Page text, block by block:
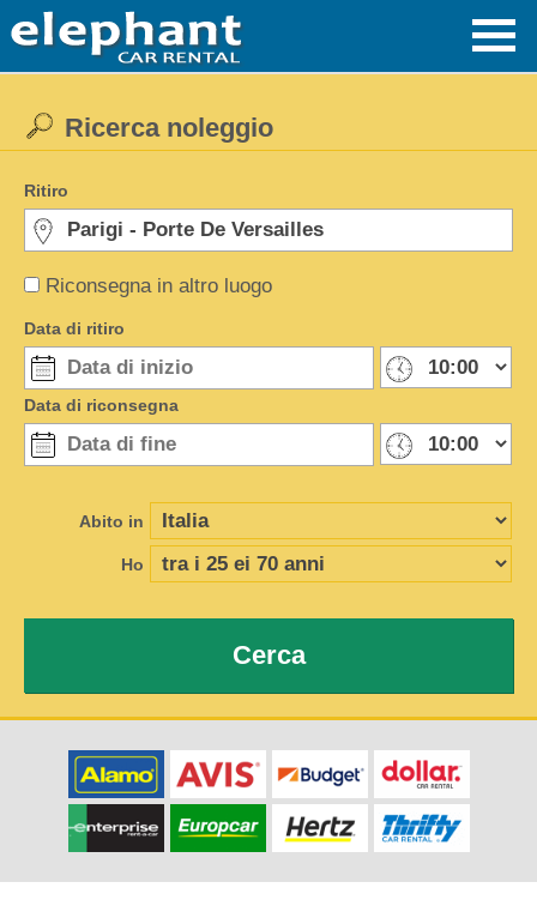
Riconsegna in altro luogo
Ricerca noleggio
Ritiro
Data di ritiro
Data di riconsegna
Abito in
Ho
Cerca